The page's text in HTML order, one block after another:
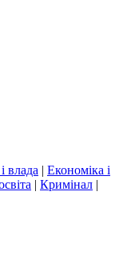
влада | Економіка і
| Кримінал |